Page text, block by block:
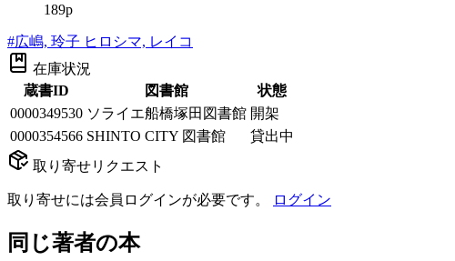
189p
#広嶋, 玲子 ヒロシマ, レイコ
在庫状況
蔵書ID
図書館
状態
0000349530 ソライエ船橋塚田図書館 開架
0000354566 SHINTO CITY 図書館
貸出中
取り寄せリクエスト
取り寄せには会員ログインが必要です。 ログイン
同じ著者の本